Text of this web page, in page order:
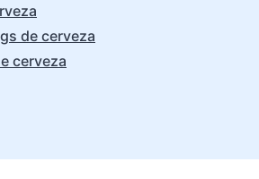
de cerveza
cerveza